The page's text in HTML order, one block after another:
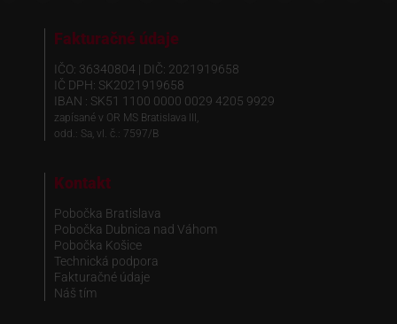
Fakturačné údaje
IČO: 36340804 | DIČ: 2021919658
IČ DPH: SK2021919658
IBAN : SK51 1100 0000 0029 4205 9929
zapísané v OR MS Bratislava III,
odd.: Sa, vl. č.: 7597/B
Kontakt
Pobočka Bratislava
Pobočka Dubnica nad Váhom
Pobočka Košice
Technická podpora
Fakturačné údaje
Náš tím